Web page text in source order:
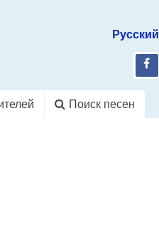
Русский
fb
Поиск песен